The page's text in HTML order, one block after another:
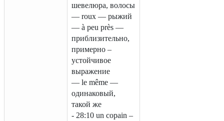
шевелюра, волосы
— roux — рыжий
— à peu près —
приблизительно,
примерно –
устойчивое
выражение
— le même —
одинаковый,
такой же
- 28:10 un copain –